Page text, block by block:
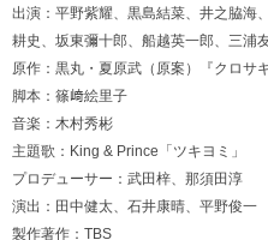
出演：平野紫耀、黒島結菜、井之脇海
耕史、坂東彌十郎、船越英一郎、三浦
原作：黒丸・夏原武（原案）『クロサ
脚本：篠﨑絵里子
音楽：木村秀彬
主題歌：King & Prince「ツキヨミ」
プロデューサー：武田梓、那須田淳
演出：田中健太、石井康晴、平野俊一
製作著作：TBS